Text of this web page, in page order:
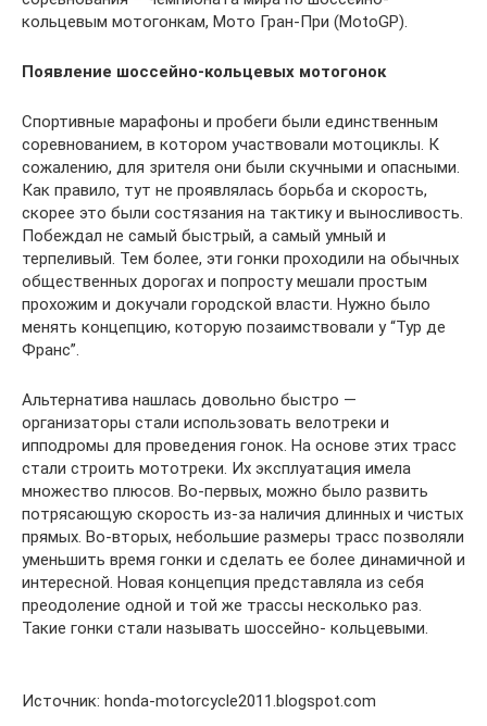
кольцевым мотогонкам, Мото Гран-При (MotoGP).
Появление шоссейно-кольцевых мотогонок
Спортивные марафоны и пробеги были единственным
соревнованием, в котором участвовали мотоциклы. К
сожалению, для зрителя они были скучными и опасными.
Как правило, тут не проявлялась борьба и скорость,
скорее это были состязания на тактику и выносливость.
Побеждал не самый быстрый, а самый умный и
терпеливый. Тем более, эти гонки проходили на обычных
общественных дорогах и попросту мешали простым
прохожим и докучали городской власти. Нужно было
менять концепцию, которую позаимствовали у “Тур де
Франс”.
Альтернатива нашлась довольно быстро —
организаторы стали использовать велотреки и
ипподромы для проведения гонок. На основе этих трасс
стали строить мототреки. Их эксплуатация имела
множество плюсов. Во-первых, можно было развить
потрясающую скорость из-за наличия длинных и чистых
прямых. Во-вторых, небольшие размеры трасс позволяли
уменьшить время гонки и сделать ее более динамичной и
интересной. Новая концепция представляла из себя
преодоление одной и той же трассы несколько раз.
Такие гонки стали называть шоссейно- кольцевыми.
Источник: honda-motorcycle2011.blogspot.com